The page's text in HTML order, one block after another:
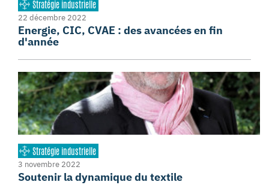
Stratégie industrielle
22 décembre 2022
Energie, CIC, CVAE : des avancées en fin
d'année
Stratégie industrielle
3 novembre 2022
Soutenir la dynamique du textile